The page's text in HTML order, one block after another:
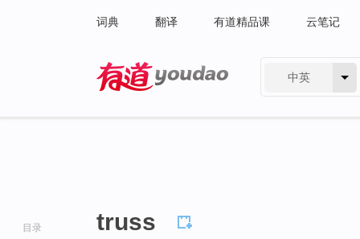
词典 翻译 有道精品课 云笔记
中英
目录 truss